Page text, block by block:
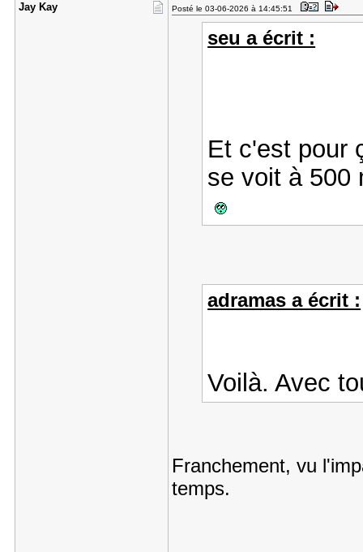
Jay Kay Posté le 03-06-2026 à 14:45:51
seu a écrit :
Et c'est pour
se voit à 500
adramas a écrit :
Voilà. Avec
Franchement, vu
temps.